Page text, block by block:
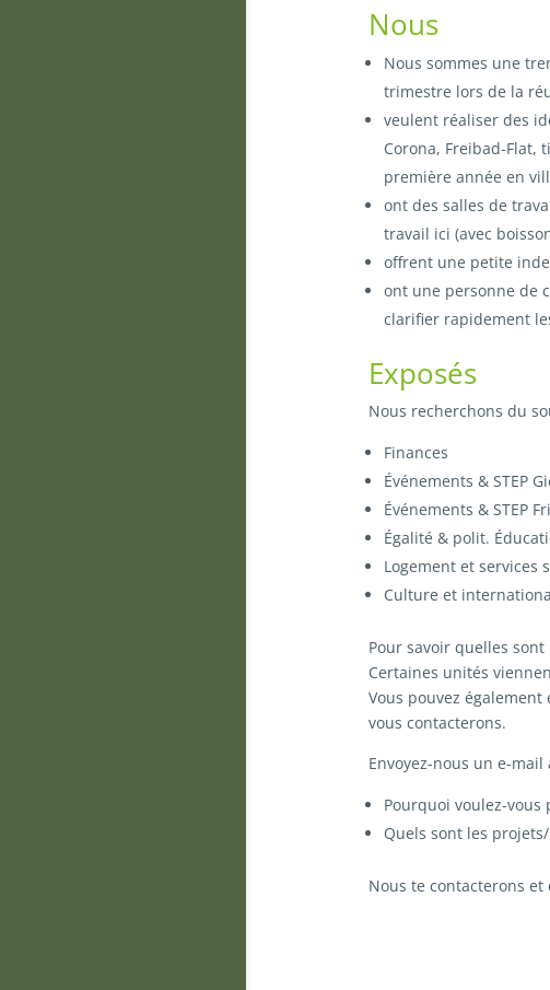
Nous
Nous sommes une
trimestre lors de la
veulent réaliser des
Corona, Freibad-Flat,
première année en
ont des salles de
travail ici (avec
offrent une petite
ont une personne de
clarifier rapidement
Exposés
Nous recherchons du
Finances
Événements & STEP
Événements & STEP
Égalité & polit.
Logement et services
Culture et
Pour savoir quelles
Certaines unités
Vous pouvez
vous contacterons.
Envoyez-nous un e-
Pourquoi voulez-vous
Quels sont les
Nous te contacterons